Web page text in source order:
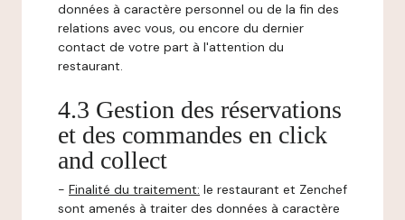
données à caractère personnel ou de la fin des
relations avec vous, ou encore du dernier
contact de votre part à l'attention du
restaurant.
4.3 Gestion des réservations
et des commandes en click
and collect
- Finalité du traitement: le restaurant et Zenchef
sont amenés à traiter des données à caractère